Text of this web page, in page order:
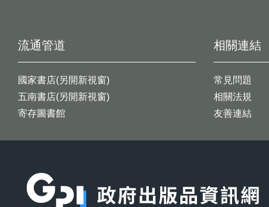
流通管道
國家書店(另開新視窗)
五南書店(另開新視窗)
寄存圖書館
相關連結
常見問題
相關法規
友善連結